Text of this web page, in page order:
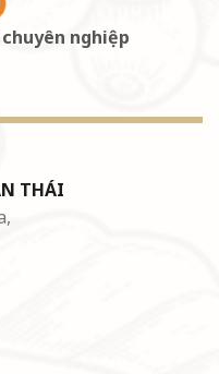
nghiệp
THÁI